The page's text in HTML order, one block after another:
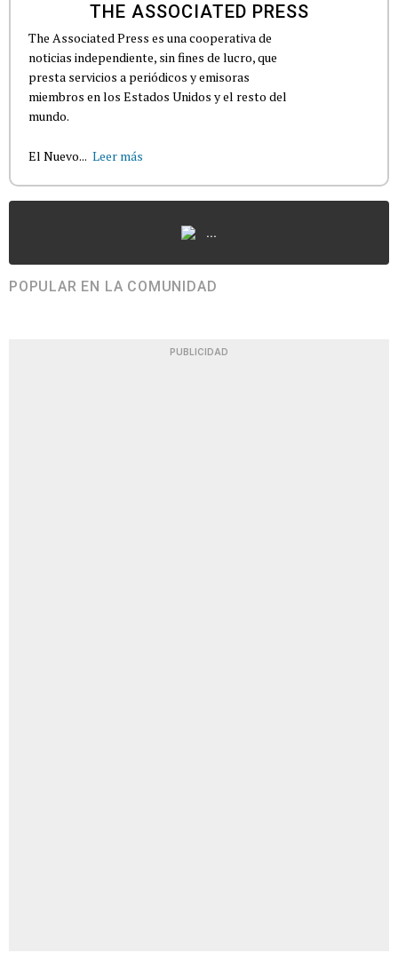
THE ASSOCIATED PRESS
The Associated Press es una cooperativa de
noticias independiente, sin fines de lucro, que
presta servicios a periódicos y emisoras
miembros en los Estados Unidos y el resto del
mundo.
El Nuevo... Leer más
...
POPULAR EN LA COMUNIDAD
PUBLICIDAD